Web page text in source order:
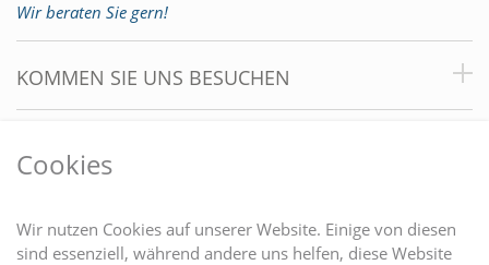
Wir beraten Sie gern!
KOMMEN SIE UNS BESUCHEN
Cookies
Wir nutzen Cookies auf unserer Website. Einige von diesen
sind essenziell, während andere uns helfen, diese Website